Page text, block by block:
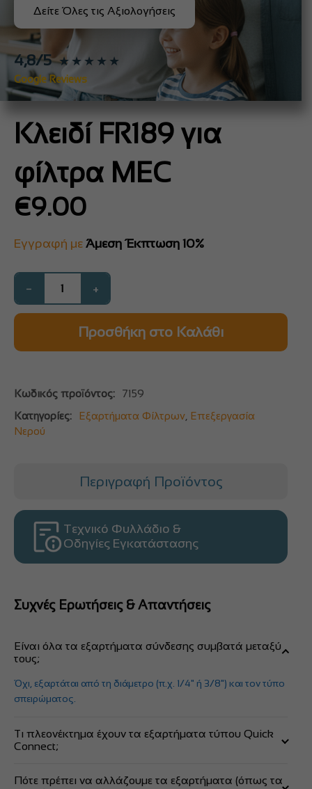
Δείτε Όλες τις Αξιολογήσεις
4,8/5 ★★★★★
Google Reviews
Κλειδί FR189 για
φίλτρα MEC
€9.00
Εγγραφή με Άμεση Έκπτωση 10%
− +
Προσθήκη στο Καλάθι
Κωδικός προϊόντος:
7159
Κατηγορίες:
Εξαρτήματα Φίλτρων Επεξεργασία
Νερού
Περιγραφή Προϊόντος
Τεχνικό Φυλλάδιο &
Οδηγίες Εγκατάστασης
Συχνές Ερωτήσεις & Απαντήσεις
Είναι όλα τα εξαρτήματα σύνδεσης συμβατά μεταξύ
τους;
Όχι, εξαρτάται από τη διάμετρο (π.χ. 1/4" ή 3/8") και τον τύπο
σπειρώματος.
Τι πλεονέκτημα έχουν τα εξαρτήματα τύπου Quick
Connect;
σπρώχνοντας το σωληνάκι στον σύνδεσμο.
Πότε πρέπει να αλλάζουμε τα εξαρτήματα (όπως τα